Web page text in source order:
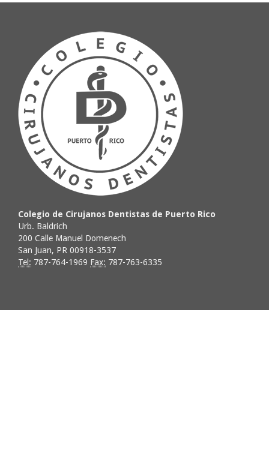
Colegio de Cirujanos Dentistas de Puerto Rico
Urb. Baldrich
200 Calle Manuel Domenech
San Juan, PR 00918-3537
Tel: 787-764-1969 Fax: 787-763-6335